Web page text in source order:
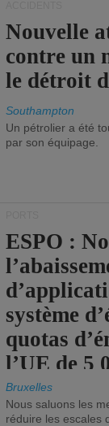
Nouvelle
contre un
le détroit
Southampton
Un pétrolier a été
par son équipage.
ESPO :
système
quotas
l’UE de 5
tonneaux
brute.
Bruxelles
Nous saluons les
réduire les escales